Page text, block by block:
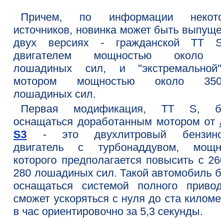
Причем, по информации
источников, новинка может быть
двух версиях - гражданской TT
двигателем мощностью около
лошадиных сил, и
мотором мощностью около
лошадиных сил.
Первая модификация, TT S,
оснащаться доработанным мотором от
S3 - это двухлитровый
двигатель с турбонаддувом,
которого предполагается повысить с
280 лошадиных сил. Такой автомобиль
оснащаться системой полного
сможет ускоряться с нуля до ста
в час ориентировочно за 5,3 секунды.